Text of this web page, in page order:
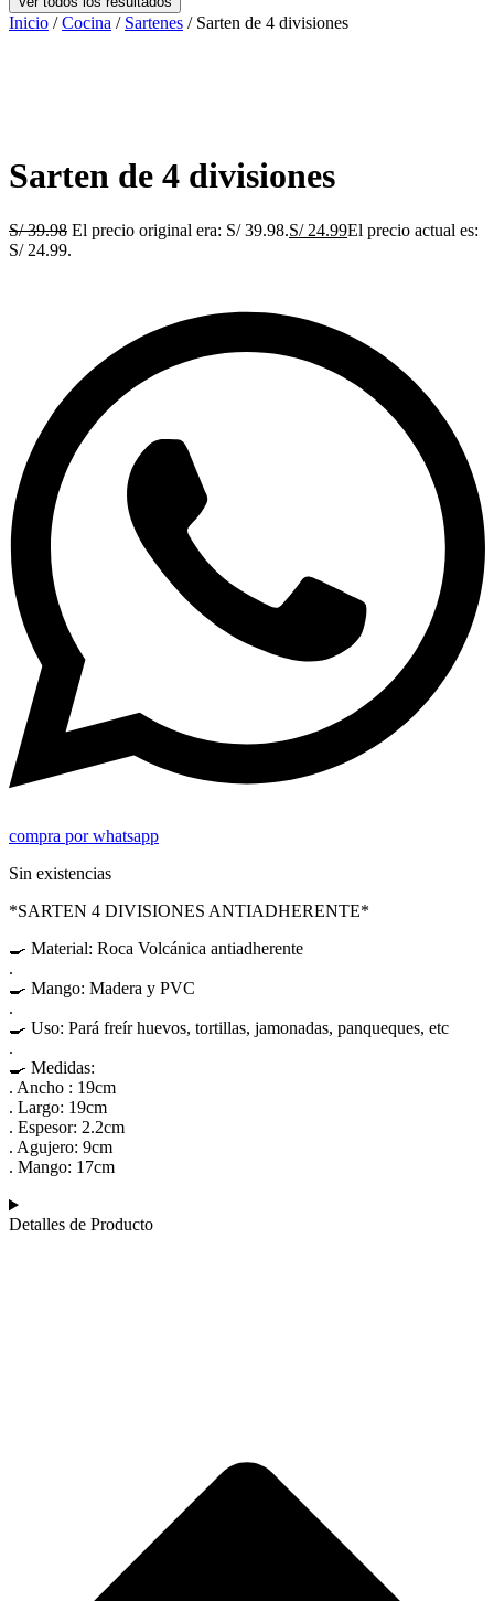
Inicio /Cocina / Sartenes / Sarten de 4 divisiones
Sarten de 4 divisiones
S/39.98 El precio original era: S/ 39.98.S/24.99El precio actual es:
S/ 24.99.
compra por whatsapp
Sin existencias
*SARTEN 4 DIVISIONES ANTIADHERENTE*
🍳 Material: Roca Volcánica antiadherente
.
🍳 Mango: Madera y PVC
.
🍳 Uso: Pará freír huevos, tortillas, jamonadas, panqueques, etc
.
🍳 Medidas:
. Ancho : 19cm
. Largo: 19cm
. Espesor: 2.2cm
. Agujero: 9cm
. Mango: 17cm
Detalles de Producto